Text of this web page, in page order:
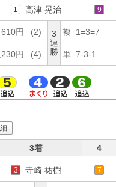
1 高津 晃治 9
610円 (2)
3
連
勝
複 1=3=7
円 (4) 単 7-3-1
3着 4
3 寺崎 祐樹 7